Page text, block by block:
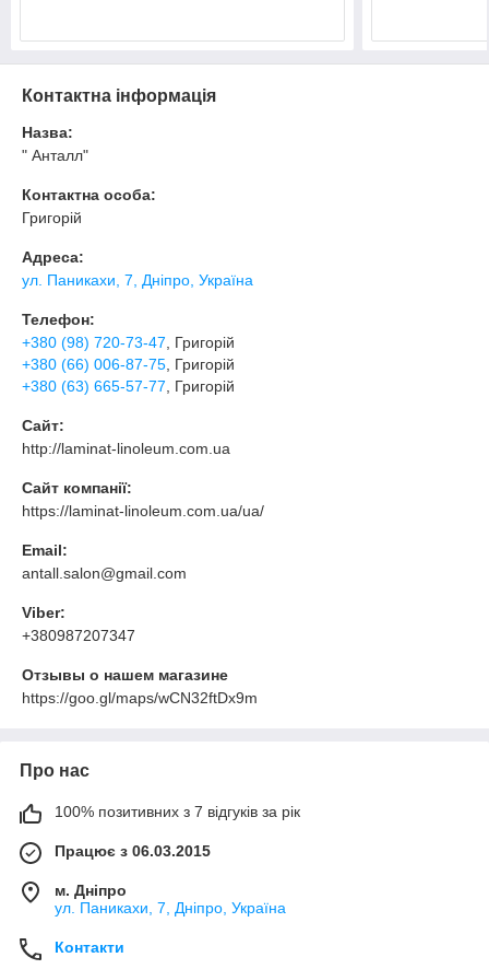
Контактна інформація
Назва:
" Анталл"
Контактна особа:
Григорій
Адреса:
ул. Паникахи, 7, Дніпро, Україна
Телефон:
+380 (98) 720-73-47 , Григорій
+380 (66) 006-87-75 , Григорій
+380 (63) 665-57-77 , Григорій
Сайт:
http://laminat-linoleum.com.ua
Сайт компанії:
https://laminat-linoleum.com.ua/ua/
Email:
antall.salon@gmail.com
Viber:
+380987207347
Отзывы о нашем магазине
https://goo.gl/maps/wCN32ftDx9m
Про нас
100% позитивних з 7 відгуків за рік
Працює з 06.03.2015
м. Дніпро
ул. Паникахи, 7, Дніпро, Україна
Контакти